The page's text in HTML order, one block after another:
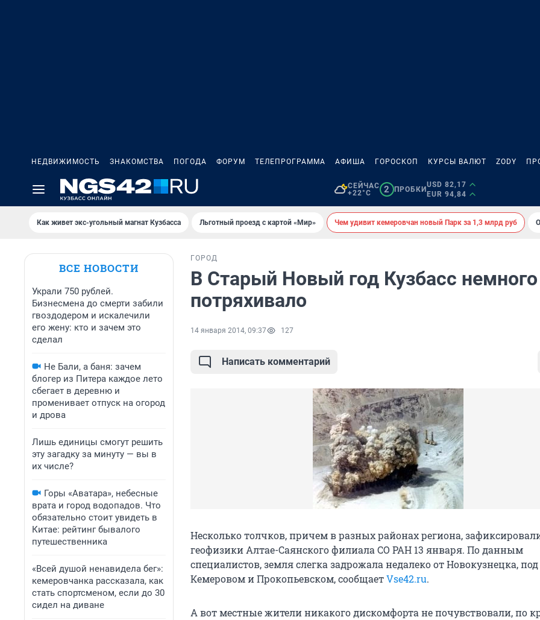
НЕДВИЖИМОСТЬ ЗНАКОМСТВА ПОГОДА ФОРУМ ТЕЛЕПРОГРАММА АФИША ГОРОСКОП КУРСЫ ВАЛЮТ ZODY
СЕЙЧАС
+22°C
2 ПРОБКИ
USD 82,17
EUR 94,84
Как живет экс-угольный магнат Кузбасса Льготный проезд с картой «Мир» Чем удивит кемеровчан новый Парк за 1,3 млрд руб
ВСЕ НОВОСТИ
Украли 750 рублей.
Бизнесмена до смерти забили
гвоздодером и искалечили
его жену: кто и зачем это
сделал
Не Бали, а баня: зачем
блогер из Питера каждое лето
сбегает в деревню и
променивает отпуск на огород
и дрова
Лишь единицы смогут решить
эту загадку за минуту — вы в
их числе?
Горы «Аватара», небесные
врата и город водопадов. Что
обязательно стоит увидеть в
Китае: рейтинг бывалого
путешественника
«Всей душой ненавидела бег»:
кемеровчанка рассказала, как
стать спортсменом, если до 30
сидел на диване
ГОРОД
В Старый Новый год Кузбасс немного
потряхивало
14 января 2014, 09:37 127
Написать комментарий
Несколько толчков, причем в разных районах региона,
геофизики Алтае-Саянского филиала СО РАН 13 января. По данным
специалистов, земля слегка задрожала недалеко от Новокузнецка, под
Кемеровом и Прокопьевском, сообщаетVse42.ru.
А вот местные жители никакого дискомфорта не почувствовали, по